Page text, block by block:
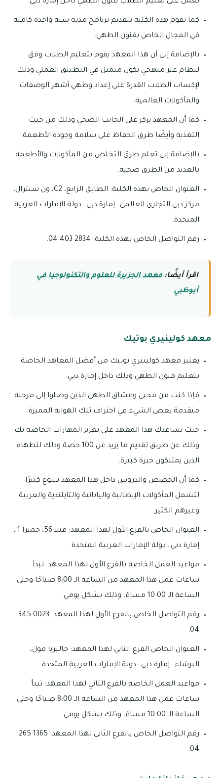
تعمل على تعليم الطلاب فنون الطهي داخل إمارة دبي.
كما تقوم هذه الكلية بتقديم برنامج مدته سنة واحدة كاملة
في المجال الخاص بفنون الطهي.
بالإضافة إلى أن هذا المعهد يقوم بتعليم الطلاب وفق
لنظام غير منهجي يكون متمثل في التطبيق العملي وذلك
لإكساب الطلاب القدرة على إعداد وطهي أشهر الوصفات
والمأكولات العالمية.
كما أن المعهد يركز على الجانب الصحي وذلك من حيث
التغذية وأيضًا طرق الحفاظ على سلامة وجودة الأطعمة.
بالإضافة إلى تعلم طرق التخلص من المأكولات والأطعمة
بالعديد من الطرق صحية.
العنوان الخاص بهذه الكلية: الطابق الرابع، C2، ون سنترال،
مركز دبي التجاري العالمي ـ إمارة دبي ـ دولة الإمارات العربية
المتحدة.
رقم التواصل الخاص بهذه الكلية: 2834 403 04.
اقرأ أيضًا:معهد الجزيرة للعلوم والتكنولوجيا في
أبوظبي
معهد كولينيري بوتيك
يعتبر معهد كولينيري بوتيك من أفضل المعاهد الخاصة
بتعليم فنون الطهي وذلك داخل إمارة دبي.
فإذا كنت من محبي وعشاق الطهي الذين وصلوا إلى مرحلة
متقدمة بعض الشيء في احتراف تلك الهواية المميزة.
حيث يساعدك هذا المعهد على تعزيز المهارات الخاصة بك
وذلك عن طريق تقديم ما يزيد عن 100 حصة وذلك للطهاة
الذين يمتلكون خبرة كبيرة.
كما أن الحصص والدروس داخل هذا المعهد تتنوع كثيرًا
لتشمل المأكولات الإيطالية واليابانية والتايلندية والعربية
وغيرهم الكثير.
العنوان الخاص بالفرع الأول لهذا المعهد: فيلا 56، جميرا 1 ـ
إمارة دبي ـ دولة الإمارات العربية المتحدة.
مواعيد العمل الخاصة بالفرع الأول لهذا المعهد: تبدأ
ساعات عمل هذا المعهد من الساعة الـ 8:00 صباحًا وحتى
الساعة الـ 10:00 مساءً، وذلك بشكل يومي.
رقم التواصل الخاص بالفرع الأول لهذا المعهد: 0023 345
04.
العنوان الخاص الفرع الثاني لهذا المعهد: جاليريا مول،
البرشاء ـ إمارة دبي ـ دولة الإمارات العربية المتحدة.
مواعيد العمل الخاصة بالفرع الثاني لهذا المعهد: تبدأ
ساعات عمل هذا المعهد من الساعة الـ 8:00 صباحًا وحتى
الساعة الـ 10:00 مساءً، وذلك بشكل يومي.
رقم التواصل الخاص بالفرع الثاني لهذا المعهد: 1365 265
04.